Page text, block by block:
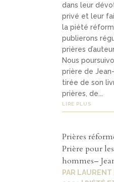
dans leur
privé et leur
la piété
publierons
prières
Nous
prière de
tirée de son
prières, de...
LIRE PLUS
Prières
Prière pour
hommes–
PAR LAURENT